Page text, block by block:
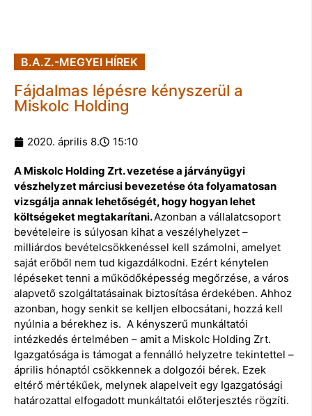
B.A.Z.-MEGYEI HÍREK
Fájdalmas lépésre kényszerül a
Miskolc Holding
2020. április 8. 15:10
A Miskolc Holding Zrt. vezetése a járványügyi
vészhelyzet márciusi bevezetése óta folyamatosan
vizsgálja annak lehetőségét, hogy hogyan lehet
költségeket megtakarítani.Azonban a vállalatcsoport
bevételeire is súlyosan kihat a veszélyhelyzet –
milliárdos bevételcsökkenéssel kell számolni, amelyet
saját erőből nem tud kigazdálkodni. Ezért kénytelen
lépéseket tenni a működőképesség megőrzése, a város
alapvető szolgáltatásainak biztosítása érdekében. Ahhoz
azonban, hogy senkit se kelljen elbocsátani, hozzá kell
nyúlnia a bérekhez is. A kényszerű munkáltatói
intézkedés értelmében – amit a Miskolc Holding Zrt.
Igazgatósága is támogat a fennálló helyzetre tekintettel –
április hónaptól csökkennek a dolgozói bérek. Ezek
eltérő mértékűek, melynek alapelveit egy Igazgatósági
határozattal elfogadott munkáltatói előterjesztés rögzíti.